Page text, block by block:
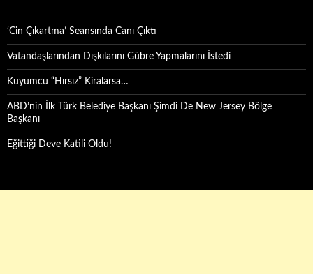
‘Cin Çıkartma’ Seansında Canı Çıktı
Vatandaşlarından Dışkılarını Gübre Yapmalarını İstedi
Kuyumcu “Hırsız” Kiralarsa…
ABD’nin İlk Türk Belediye Başkanı Şimdi De New Jersey Bölge
Başkanı
Eğittiği Deve Katili Oldu!